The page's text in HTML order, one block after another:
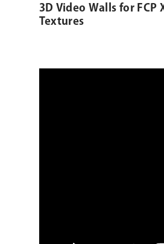
3D Video Walls for
Textures